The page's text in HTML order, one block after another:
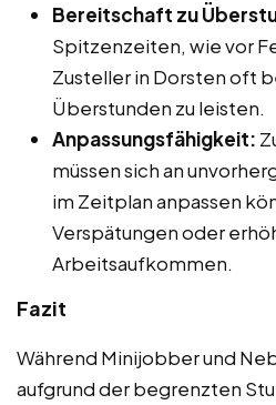
Bereitschaft zu
Spitzenzeiten, wie vor
Zusteller in Dorsten oft
Überstunden zu leisten.
Anpassungsfähigkeit:
müssen sich an
im Zeitplan anpassen
Verspätungen oder
Arbeitsaufkommen.
Fazit
Während Minijobber und
aufgrund der begrenzten